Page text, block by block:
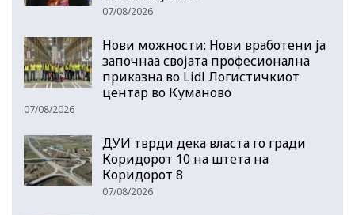
07/08/2026
Нови можности: Нови вработени ја
започнаа својата професионална
приказна во Lidl Логистичкиот
центар во Куманово
07/08/2026
ДУИ тврди дека власта го гради
Коридорот 10 на штета на
Коридорот 8
07/08/2026